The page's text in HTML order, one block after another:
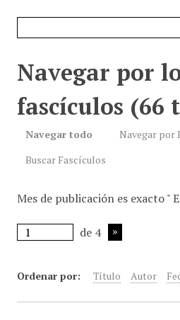
Navegar por
fascículos (66
Navegar todo
Navegar por
Buscar Fascículos
Mes de publicación es exacto "
de 4
Ordenar por: Título Autor